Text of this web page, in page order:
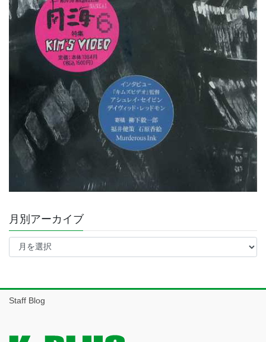
月別アーカイブ
月
カ
イ
Staff Blog